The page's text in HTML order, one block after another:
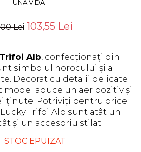
UNA VIDA
Lei 103,55 Lei
Alb, confecționați din
simbolul norocului și al
Decorat cu detalii delicate
model aduce un aer pozitiv și
ținute. Potriviți pentru orice
Trifoi Alb sunt atât un
și un accesoriu stilat.
STOC EPUIZAT